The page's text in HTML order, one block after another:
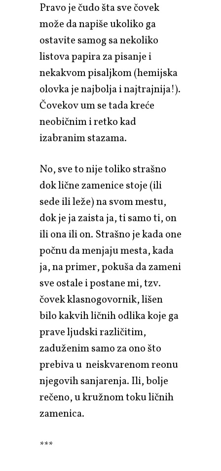
Pravo je čudo šta sve čovek
može da napiše ukoliko ga
ostavite samog sa nekoliko
listova papira za pisanje i
nekakvom pisaljkom (hemijska
olovka je najbolja i najtrajnija!).
Čovekov um se tada kreće
neobičnim i retko kad
izabranim stazama.
No, sve to nije toliko strašno
dok lične zamenice stoje (ili
sede ili leže) na svom mestu,
dok je ja zaista ja, ti samo ti, on
ili ona ili on. Strašno je kada one
počnu da menjaju mesta, kada
ja, na primer, pokuša da zameni
sve ostale i postane mi, tzv.
čovek klasnogovornik, lišen
bilo kakvih ličnih odlika koje ga
prave ljudski različitim,
zaduženim samo za ono što
prebiva u neiskvarenom reonu
njegovih sanjarenja. Ili, bolje
rečeno, u kružnom toku ličnih
zamenica.
***